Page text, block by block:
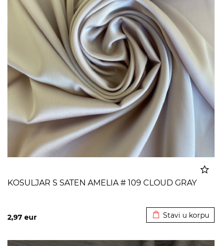
KOSULJAR S SATEN AMELIA # 109 CLOUD GRAY
2,97 eur Stavi u korpu